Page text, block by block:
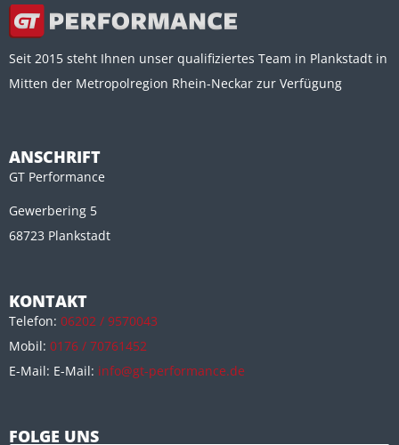
Seit 2015 steht Ihnen unser qualifiziertes Team in Plankstadt in
Mitten der Metropolregion Rhein-Neckar zur Verfügung
ANSCHRIFT
GT Performance
Gewerbering 5
68723 Plankstadt
KONTAKT
Telefon: 06202 / 9570043
Mobil: 0176 / 70761452
E-Mail: E-Mail: info@gt-performance.de
FOLGE UNS